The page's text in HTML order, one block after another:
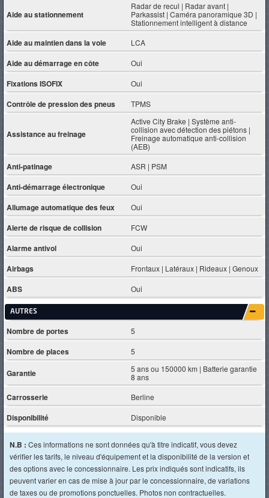
Aide au stationnement
Radar de recul | Radar avant |
Parkassist | Caméra panoramique 3D |
Stationnement intelligent à distance
Aide au maintien dans la voie LCA
Aide au démarrage en côte Oui
Fixations ISOFIX Oui
Contrôle de pression des pneus TPMS
Assistance au freinage
Active City Brake | Système anti-
collision avec détection des piétons |
Freinage automatique anti-collision
(AEB)
Anti-patinage ASR | PSM
Anti-démarrage électronique Oui
Allumage automatique des feux Oui
Alerte de risque de collision FCW
Alarme antivol Oui
Airbags Frontaux | Latéraux | Rideaux | Genoux
ABS Oui
AUTRES
Nombre de portes 5
Nombre de places 5
Garantie
5 ans ou 150000 km | Batterie garantie
8 ans
Carrosserie Berline
Disponibilité Disponible
N.B : Ces informations ne sont données qu'à titre indicatif, vous devez
vérifier les tarifs, le niveau d'équipement et la disponibilité de la version et
des options avec le concessionnaire. Les prix indiqués sont indicatifs, ils
peuvent varier en cas de mise à jour par le concessionnaire, de variations
de taxes ou de promotions ponctuelles. Photos non contractuelles.